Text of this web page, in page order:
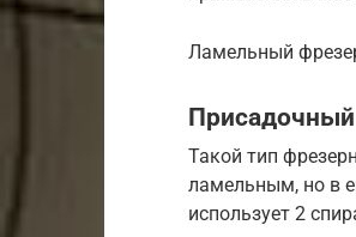
Ламельный
Присадочный
Такой тип
ламельным, но в
использует 2